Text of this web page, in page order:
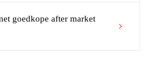
goedkope after market